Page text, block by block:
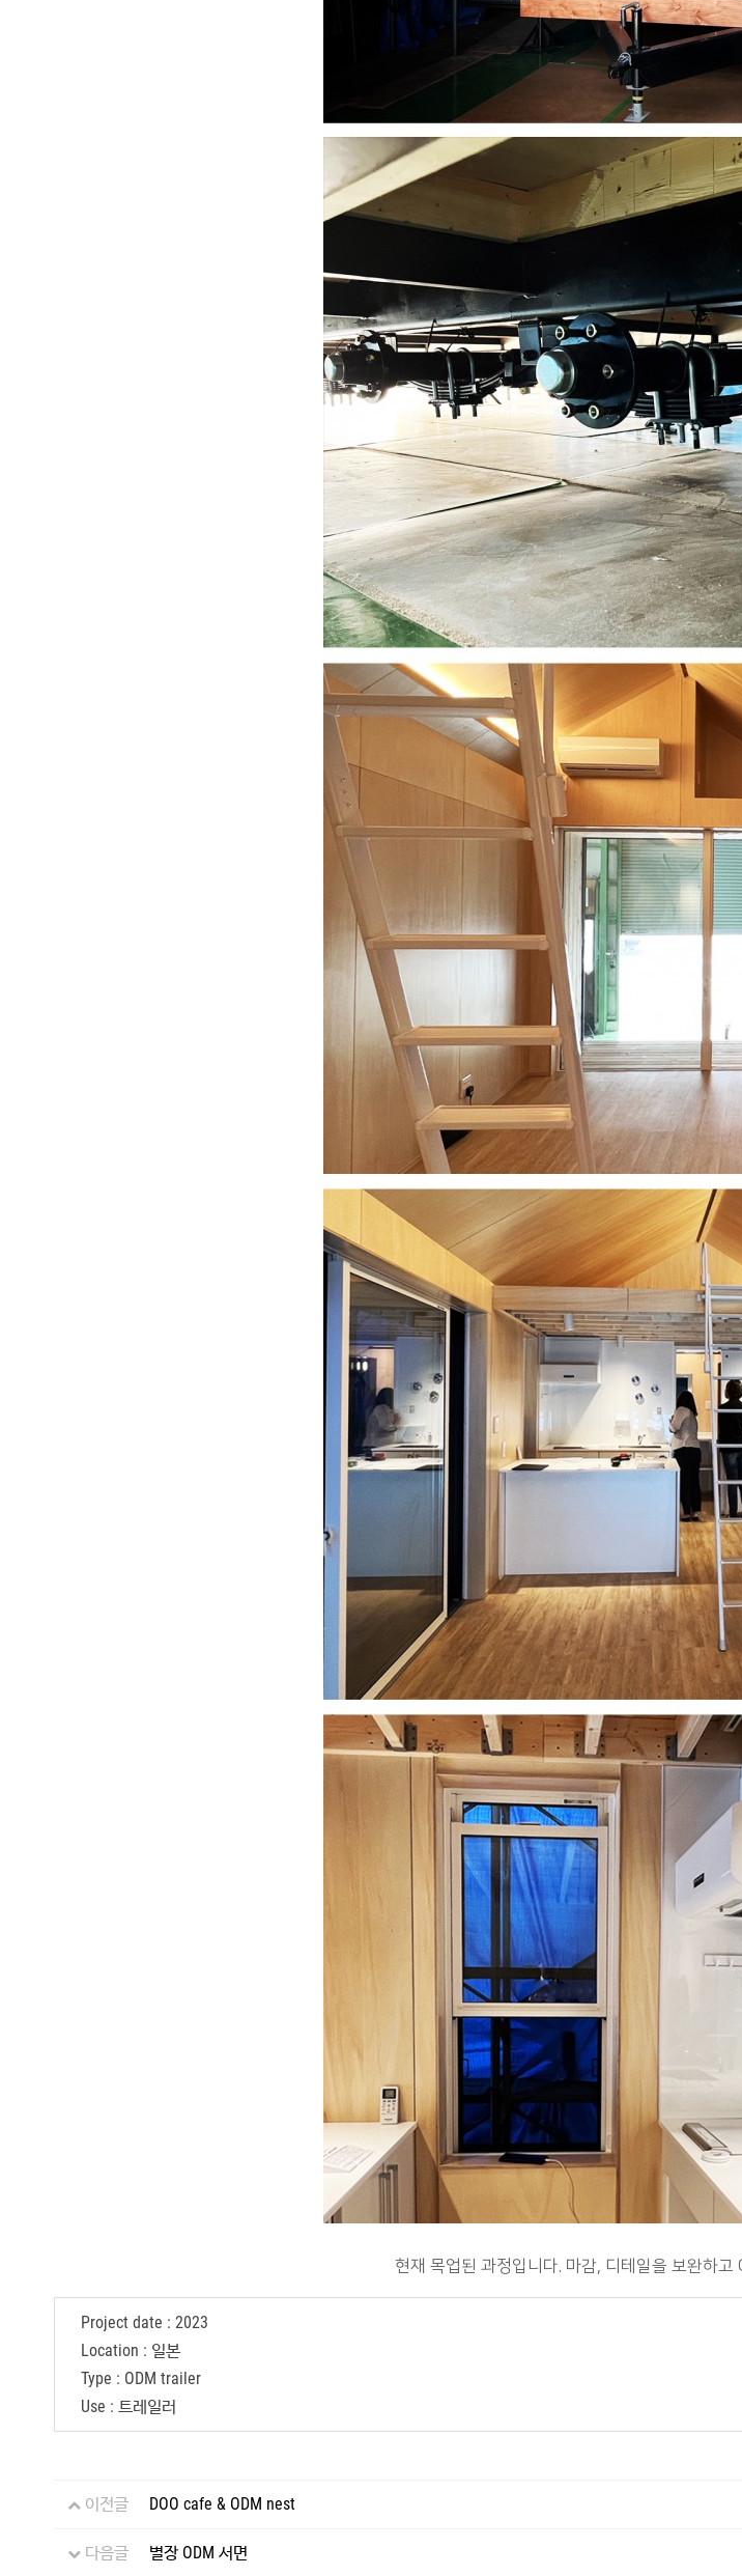
현재 목업된 과정입니다. 마감, 디테일을 보완하고
Project date : 2023
Location : 일본
Type : ODM trailer
Use : 트레일러
이전글 DOO cafe & ODM nest
다음글 별장 ODM 서면